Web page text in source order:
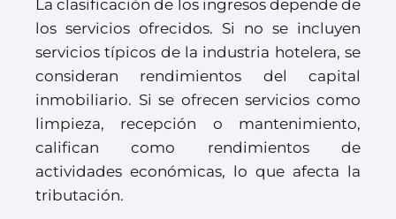
La clasificación de los ingresos depende de
los servicios ofrecidos. Si no se incluyen
servicios típicos de la industria hotelera, se
consideran rendimientos del capital
inmobiliario. Si se ofrecen servicios como
limpieza, recepción o mantenimiento,
califican como rendimientos de
actividades económicas, lo que afecta la
tributación.